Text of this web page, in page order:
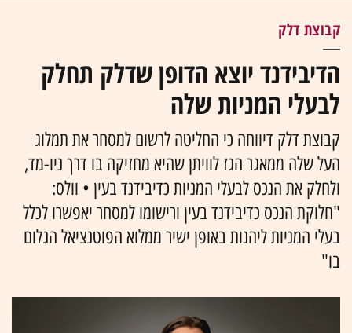
קבוצת דלק
הדיבידנד יוצא הדופן שדלק תחלק
לבעלי המניות שלה
קבוצת דלק דיווחה כי החליטה לרשום למסחר את תמלוג
העל שלה ממאגר הגז לוויתן שהיא מחזיקה בו דרך ניו-מד,
ולחלק את הנכס לבעלי המניות כדיבידנד בעין • וולס:
"חלוקת הנכס כדיבידנד בעין ורישומו למסחר יאפשרו לכלל
בעלי המניות ליהנות באופן ישיר ממלוא הפוטנציאל הגלום
בו"